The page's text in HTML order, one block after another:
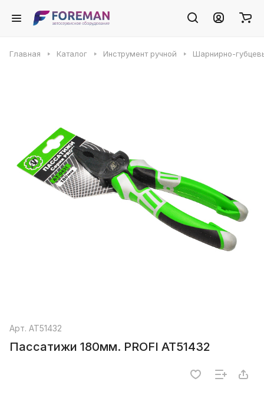
Главная Каталог Инструмент ручной Шарнирно-
Арт. AT51432
Пассатижи 180мм. PROFI AT51432